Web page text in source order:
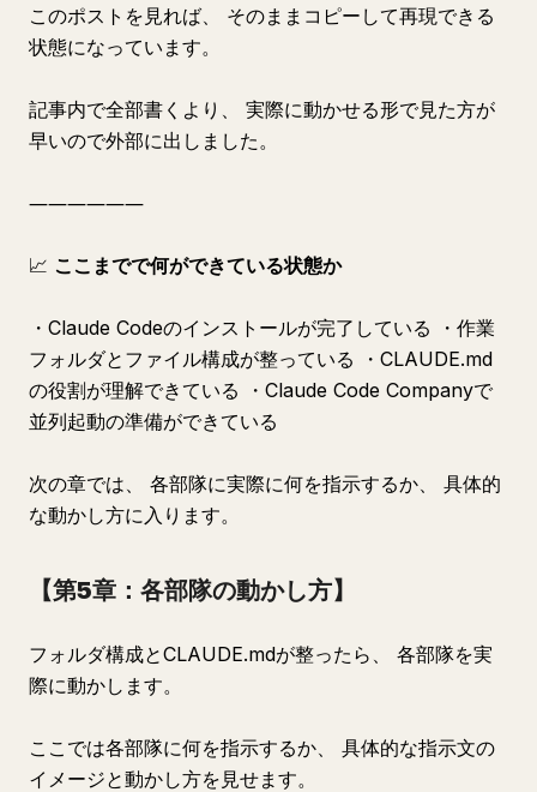
このポストを見れば、 そのままコピーして再現できる
状態になっています。
記事内で全部書くより、 実際に動かせる形で見た方が
早いので外部に出しました。
――――――
📈 ここまでで何ができている状態か
・Claude Codeのインストールが完了している ・作業
フォルダとファイル構成が整っている ・CLAUDE.md
の役割が理解できている ・Claude Code Companyで
並列起動の準備ができている
次の章では、 各部隊に実際に何を指示するか、 具体的
な動かし方に入ります。
【第5章：各部隊の動かし方】
フォルダ構成とCLAUDE.mdが整ったら、 各部隊を実
際に動かします。
ここでは各部隊に何を指示するか、 具体的な指示文の
イメージと動かし方を見せます。